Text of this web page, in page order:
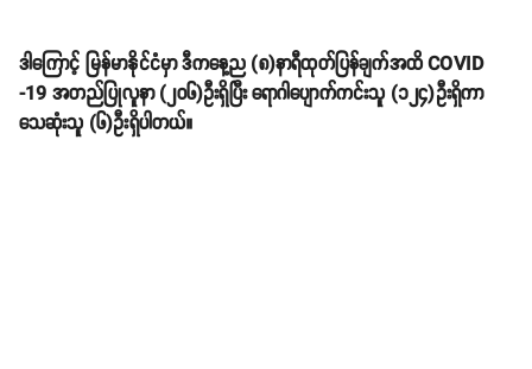
ဒါကြောင့် မြန်မာနိုင်ငံမှာ ဒီကနေ့ည (၈)နာရီထုတ်ပြန်ချက်အထိ COVID
-19 အတည်ပြုလူနာ (၂၀၆)ဦးရှိပြီး ရောဂါပျောက်ကင်းသူ (၁၂၄)ဦးရှိကာ
သေဆုံးသူ (၆)ဦးရှိပါတယ်။